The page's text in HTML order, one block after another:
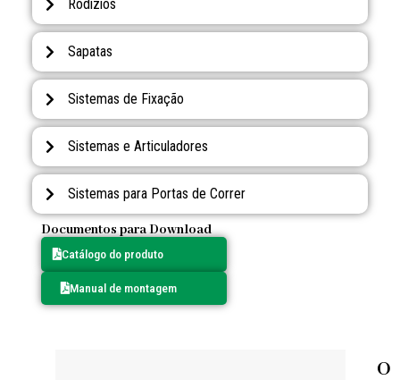
Rodízios
Sapatas
Sistemas de Fixação
Sistemas e Articuladores
Sistemas para Portas de Correr
Documentos para Download
Catálogo do produto
Manual de montagem